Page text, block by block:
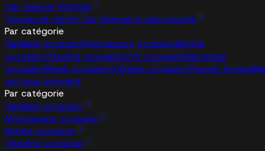
Car Avenue Wittlich
Trouvez le centre Car Avenue le plus proche
Par catégorie
Familiale occasionMonospace occasionBerline
occasionCitadine occasionSUV occasionÉlectrique
occasionBreak occasionUtilitaire occasionTrouvez le
qui vous convient
Par catégorie
Familiale occasion
Monospace occasion
Berline occasion
Citadine occasion